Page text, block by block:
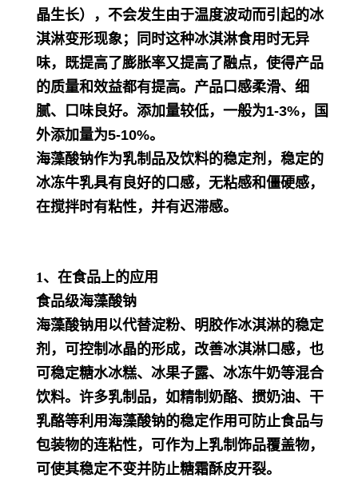
晶生长），不会发生由于温度波动而引起的冰
淇淋变形现象；同时这种冰淇淋食用时无异
味，既提高了膨胀率又提高了融点，使得产品
的质量和效益都有提高。产品口感柔滑、细
腻、口味良好。添加量较低，一般为1-3%，国
外添加量为5-10%。
海藻酸钠作为乳制品及饮料的稳定剂，稳定的
冰冻牛乳具有良好的口感，无粘感和僵硬感，
在搅拌时有粘性，并有迟滞感。
1、在食品上的应用
食品级海藻酸钠
海藻酸钠用以代替淀粉、明胶作冰淇淋的稳定
剂，可控制冰晶的形成，改善冰淇淋口感，也
可稳定糖水冰糕、冰果子露、冰冻牛奶等混合
饮料。许多乳制品，如精制奶酪、掼奶油、干
乳酪等利用海藻酸钠的稳定作用可防止食品与
包装物的连粘性，可作为上乳制饰品覆盖物，
可使其稳定不变并防止糖霜酥皮开裂。